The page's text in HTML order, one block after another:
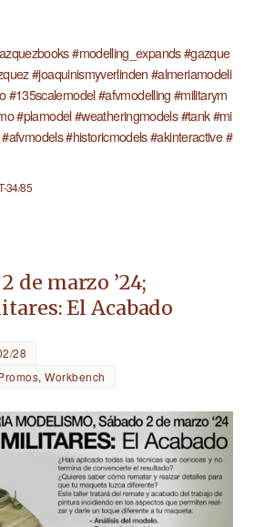
#modelling_expands#gazque
#joaquinismyverlinden#almeriamodeli
#135scalemodel#afvmodelling#militarym
#plamodel#weatheringmodels#tank#mi
#afvmodels#historicmodels#akinteractive#
34/85
de marzo ’24;
El Acabado
28
,Workbench